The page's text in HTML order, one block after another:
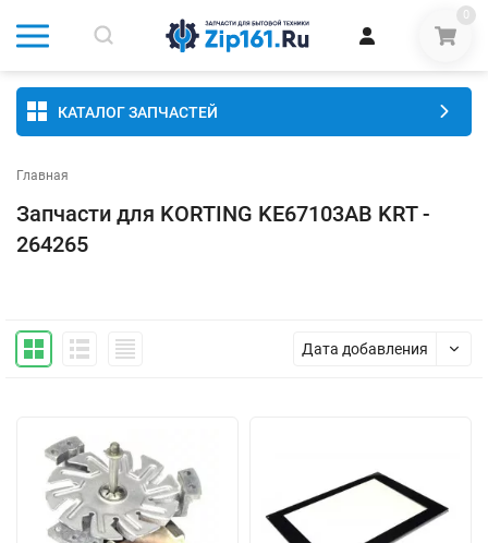
0
КАТАЛОГ ЗАПЧАСТЕЙ
Главная
Запчасти для KORTING KE67103AB KRT -
264265
Дата добавления